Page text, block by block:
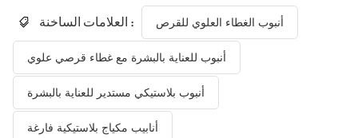
العلامات الساخنة : أنبوب الغطاء العلوي للقرص
أنبوب للعناية بالبشرة مع غطاء قرصي علوي
أنبوب بلاستيكي مستدير للعناية بالبشرة
أنابيب مكياج بلاستيكية فارغة